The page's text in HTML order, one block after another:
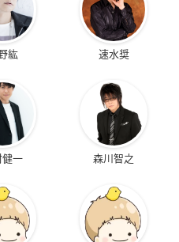
紘 速水奨
一 森川智之